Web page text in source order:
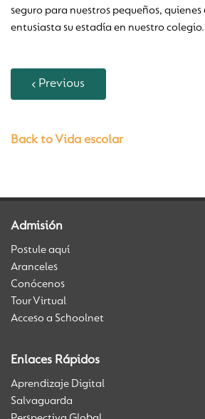
Perspectiva Global
Bilingüismo
seguro para nuestros pequeños,
entusiasta su estadía en nuestro colegio.
Previous
Back to Vida escolar
Admisión
Postule aquí
Aranceles
Conócenos
Tour Virtual
Acceso a Schoolnet
Enlaces Rápidos
Aprendizaje Digital
Salvaguarda